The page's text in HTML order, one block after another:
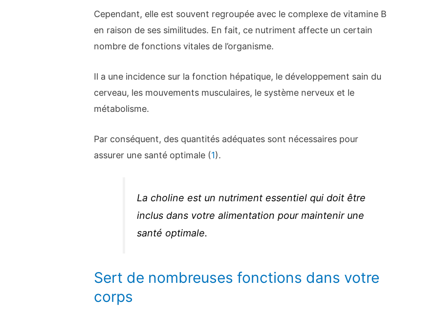
Cependant, elle est souvent regroupée avec le complexe de vitamine B
en raison de ses similitudes. En fait, ce nutriment affecte un certain
nombre de fonctions vitales de l’organisme.
Il a une incidence sur la fonction hépatique, le développement sain du
cerveau, les mouvements musculaires, le système nerveux et le
métabolisme.
Par conséquent, des quantités adéquates sont nécessaires pour
assurer une santé optimale (1).
La choline est un nutriment essentiel qui doit être
inclus dans votre alimentation pour maintenir une
santé optimale.
Sert de nombreuses fonctions dans votre
corps